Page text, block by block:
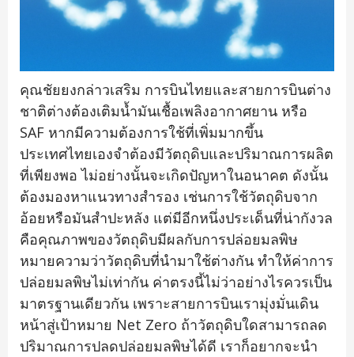
คุณชัยยงกล่าวเสริม การบินไทยและสายการบินต่าง
ชาติต่างต้องเติมน้ำมันเชื้อเพลิงอากาศยาน หรือ
SAF หากมีความต้องการใช้ที่เพิ่มมากขึ้น
ประเทศไทยเองจำต้องมีวัตถุดิบและปริมาณการผลิต
ที่เพียงพอ ไม่อย่างนั้นจะเกิดปัญหาในอนาคต ดังนั้น
ต้องมองหาแนวทางสำรอง เช่นการใช้วัตถุดิบจาก
อ้อยหรือมันสำปะหลัง แต่มีอีกหนึ่งประเด็นที่น่ากังวล
คือคุณภาพของวัตถุดิบมีผลกับการปล่อยมลพิษ
หมายความว่าวัตถุดิบที่นำมาใช้ต่างกัน ทำให้ค่าการ
ปล่อยมลพิษไม่เท่ากัน ค่าตรงนี้ไม่ว่าอย่างไรควรเป็น
มาตรฐานเดียวกัน เพราะสายการบินเรามุ่งมั่นเดิน
หน้าสู่เป้าหมาย Net Zero ถ้าวัตถุดิบใดสามารถลด
ปริมาณการปลดปล่อยมลพิษได้ดี เราก็อยากจะนำ